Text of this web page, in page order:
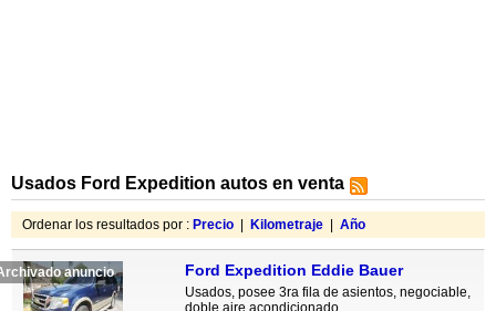
Usados Ford Expedition autos en venta
Ordenar los resultados por : Precio Kilometraje Año
anuncio Ford Expedition Eddie Bauer
Usados, posee 3ra fila de asientos, negociable,
doble aire acondicionado.